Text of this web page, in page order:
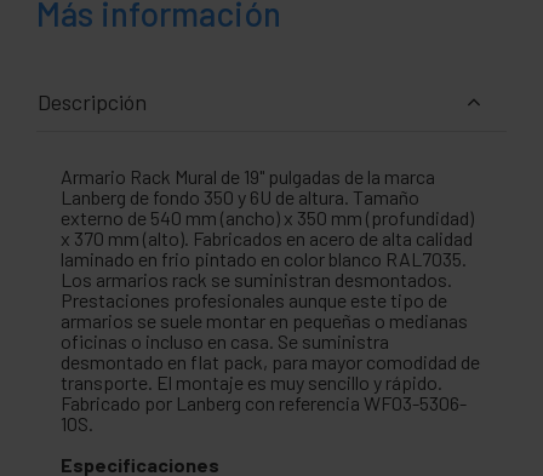
Más información
Descripción
Armario Rack Mural de 19" pulgadas de la marca
Lanberg de fondo 350 y 6U de altura. Tamaño
externo de 540 mm (ancho) x 350 mm (profundidad)
x 370 mm (alto). Fabricados en acero de alta calidad
laminado en frio pintado en color blanco RAL7035.
Los armarios rack se suministran desmontados.
Prestaciones profesionales aunque este tipo de
armarios se suele montar en pequeñas o medianas
oficinas o incluso en casa. Se suministra
desmontado en flat pack, para mayor comodidad de
transporte. El montaje es muy sencillo y rápido.
Fabricado por Lanberg con referencia WF03-5306-
10S.
Especificaciones